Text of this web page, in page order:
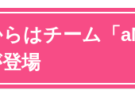
はチーム「
場